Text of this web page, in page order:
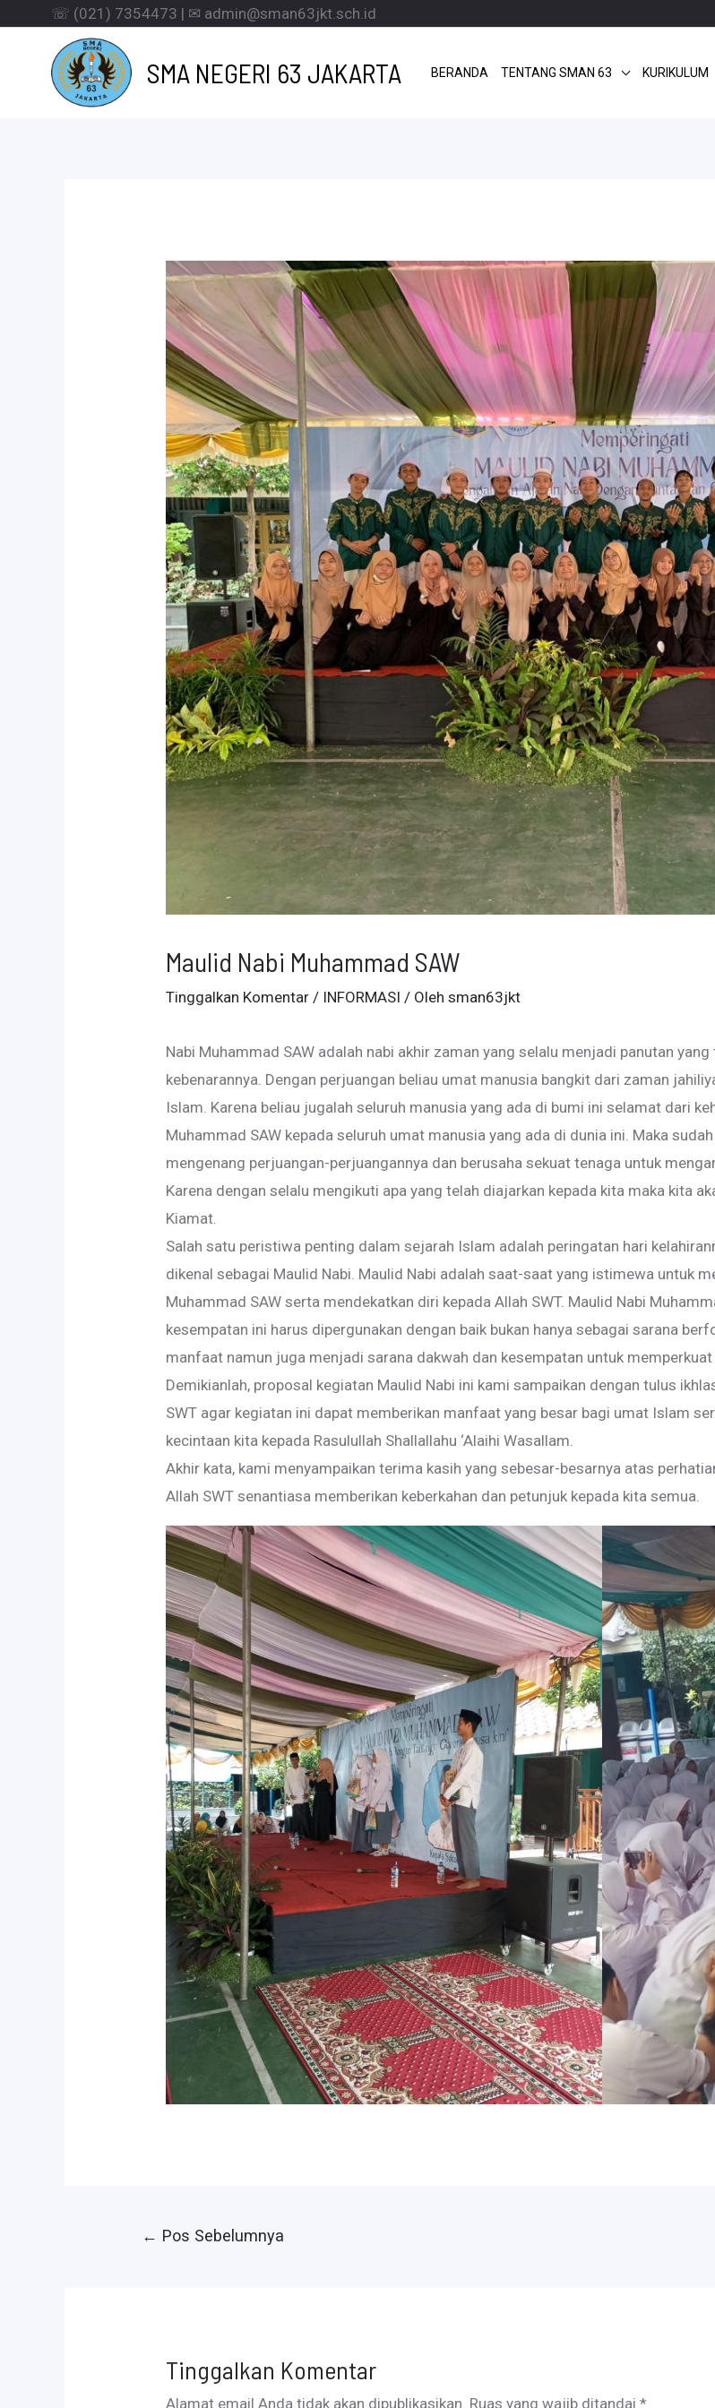
☏ (021) 7354473 | ✉ admin@sman63jkt.sch.id
SMA NEGERI 63 JAKARTA BERANDA TENTANG SMAN 63 KURIKULUM
Maulid Nabi Muhammad SAW
Tinggalkan Komentar / INFORMASI / Olehsman63jkt
Nabi Muhammad SAW adalah nabi akhir zaman yang selalu menjadi panutan
kebenarannya. Dengan perjuangan beliau umat manusia bangkit dari zaman
Islam. Karena beliau jugalah seluruh manusia yang ada di bumi ini selamat dari
Muhammad SAW kepada seluruh umat manusia yang ada di dunia ini. Maka
mengenang perjuangan-perjuangannya dan berusaha sekuat tenaga untuk
Karena dengan selalu mengikuti apa yang telah diajarkan kepada kita maka kita
Kiamat.
Salah satu peristiwa penting dalam sejarah Islam adalah peringatan hari
dikenal sebagai Maulid Nabi. Maulid Nabi adalah saat-saat yang istimewa untuk
Muhammad SAW serta mendekatkan diri kepada Allah SWT. Maulid Nabi
kesempatan ini harus dipergunakan dengan baik bukan hanya sebagai sarana
manfaat namun juga menjadi sarana dakwah dan kesempatan untuk
Demikianlah, proposal kegiatan Maulid Nabi ini kami sampaikan dengan tulus
SWT agar kegiatan ini dapat memberikan manfaat yang besar bagi umat Islam
kecintaan kita kepada Rasulullah Shallallahu ‘Alaihi Wasallam.
Akhir kata, kami menyampaikan terima kasih yang sebesar-besarnya atas
Allah SWT senantiasa memberikan keberkahan dan petunjuk kepada kita semua.
Navigasi
← Pos Sebelumnya
Tinggalkan Komentar
Alamat email Anda tidak akan dipublikasikan. Ruas yang wajib ditandai*